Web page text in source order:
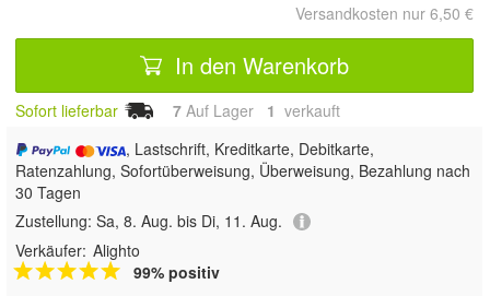
Versandkosten nur 6,50 €
In den Warenkorb
Sofort lieferbar 7 Auf Lager 1 verkauft
, Lastschrift, Kreditkarte, Debitkarte,
Ratenzahlung, Sofortüberweisung, Überweisung, Bezahlung nach
30 Tagen
Zustellung: Sa, 8. Aug. bis Di, 11. Aug.
Verkäufer: Alighto
99% positiv